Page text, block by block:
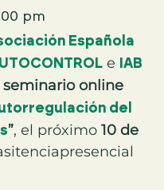
pm
Española
e IAB
seminario online
del
”, el próximo 10 de